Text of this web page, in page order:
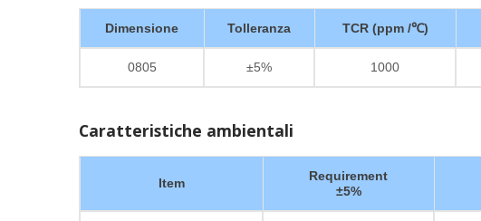
Dimensione Tolleranza TCR (ppm /℃)
0805 ±5% 1000
Caratteristiche ambientali
Item
Requirement
±5%